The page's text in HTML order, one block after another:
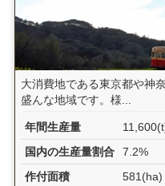
大消費地である東京都や神
盛んな地域です。様...
年間生産量
国内の生産量割合
7.2%
作付面積
581(ha)